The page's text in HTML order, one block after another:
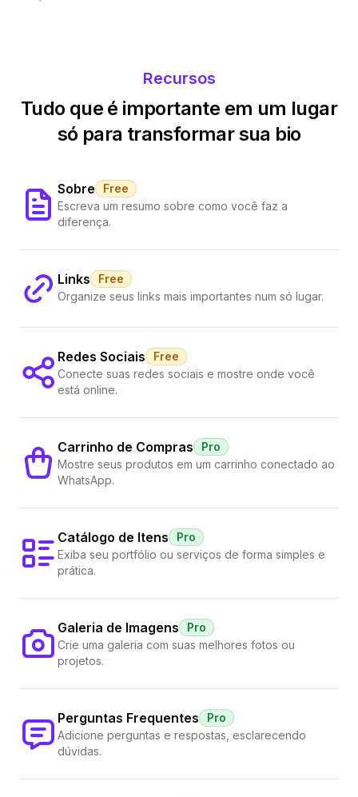
Recursos
Tudo que é importante em um lugar
só para transformar sua bio
Sobre
Free
Escreva um resumo sobre como você faz a
diferença.
Links
Free
Organize seus links mais importantes num só lugar.
Redes Sociais
Free
Conecte suas redes sociais e mostre onde você
está online.
Carrinho de Compras
Pro
Mostre seus produtos em um carrinho conectado ao
WhatsApp.
Catálogo de Itens
Pro
Exiba seu portfólio ou serviços de forma simples e
prática.
Galeria de Imagens
Pro
Crie uma galeria com suas melhores fotos ou
projetos.
Perguntas Frequentes
Pro
Adicione perguntas e respostas, esclarecendo
dúvidas.